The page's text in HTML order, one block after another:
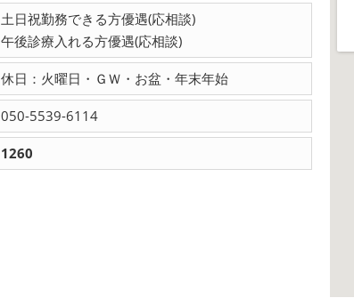
土日祝勤務できる方優遇(応相談)
午後診療入れる方優遇(応相談)
休日：火曜日・ＧＷ・お盆・年末年始
050-5539-6114
1260